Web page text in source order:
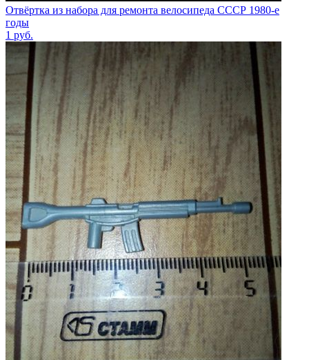
Отвёртка из набора для ремонта велосипеда СССР 1980-е
годы
1 руб.